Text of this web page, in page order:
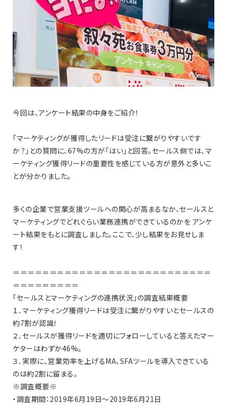
今回は、アンケート結果の中身をご紹介！
「マーケティングが獲得したリードは受注に繋がりやすいです
か？」との質問に、67%の方が「はい」と回答。セールス側では、マ
ーケティング獲得リードの重要性を感じている方が意外と多いこ
とが分かりました。
多くの企業で営業支援ツールへの関心が高まるなか、セールスと
マーケティングでどれぐらい業務連携ができているのかを アンケ
ート結果をもとに調査しました。ここで、少し結果をお見せしま
す！
＝＝＝＝＝＝＝＝＝＝＝＝＝＝＝＝＝＝＝＝＝＝＝＝＝＝＝
＝＝＝＝＝＝＝＝＝
「セールスとマーケティングの連携状況」の調査結果概要
１．マーケティング獲得リードは受注に繋がりやすいとセールスの
約7割が認識！
２．セールスが獲得リードを適切にフォローしていると答えたマー
ケターはわずか46%。
３．実際に、営業効率を上げるMA、SFAツールを導入できている
のは約2割に留まる。
※調査概要※
・調査期間：2019年6月19日～2019年6月21日